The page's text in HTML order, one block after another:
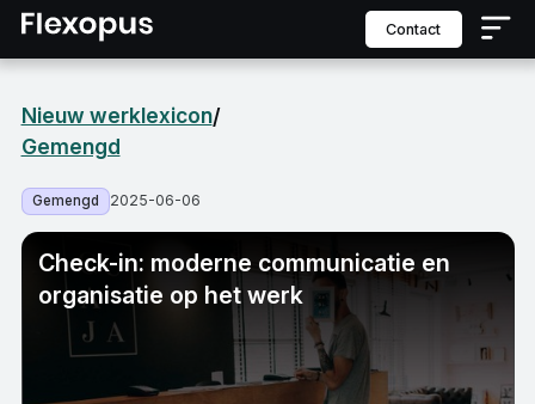
contact
Nieuw werklexicon/
Gemengd
Gemengd 2025-06-06
Check-in: moderne communicatie en
organisatie op het werk